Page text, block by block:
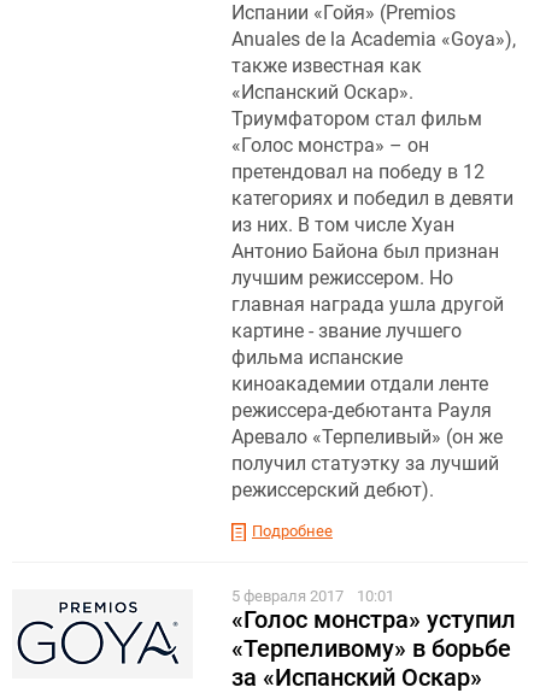
Испании «Гойя» (Premios
Anuales de la Academia «Goya»),
также известная как
«Испанский Оскар».
Триумфатором стал фильм
«Голос монстра» – он
претендовал на победу в 12
категориях и победил в девяти
из них. В том числе Хуан
Антонио Байона был признан
лучшим режиссером. Но
главная награда ушла другой
картине - звание лучшего
фильма испанские
киноакадемии отдали ленте
режиссера-дебютанта Рауля
Аревало «Терпеливый» (он же
получил статуэтку за лучший
режиссерский дебют).
Подробнее
5 февраля 2017 10:01
«Голос монстра» уступил
«Терпеливому» в борьбе
за «Испанский Оскар»